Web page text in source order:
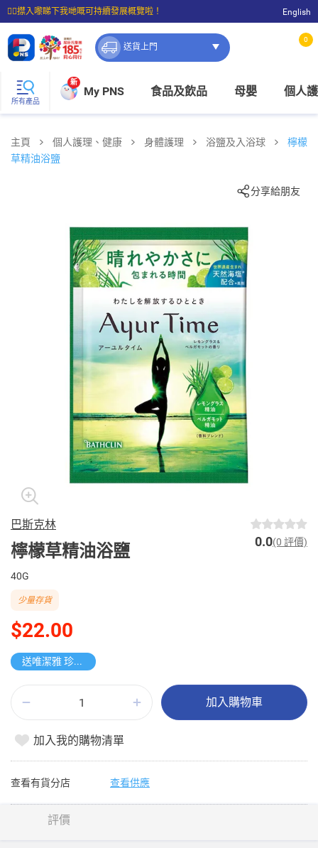
☝🏼㩒入嚟睇下我哋嘅可持續發展概覽啦！
⭐購物滿$399即享免費送貨；滿$100即可免費店取。
English
送貨上門
0
所有產品
新
My PNS 食品及飲品 母嬰 個人
主頁 個人護理、健康 身體護理 浴鹽及入浴球
檸檬
草精油浴鹽
分享給朋友
巴斯克林
檸檬草精油浴鹽 0.0(0 評價)
40G
$22.00
少量存貨
送唯潔雅 珍寶紙手巾
加入購物車
加入我的購物清單
查看有貨分店 查看供應
評價